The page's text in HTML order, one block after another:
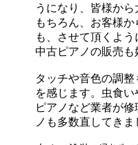
うになり、皆様か
もちろん、お客様
も、させて頂くよう
中古ピアノの販売も
タッチや音色の調
を感じます。虫食
ピアノなど業者が
ノも多数直してきま